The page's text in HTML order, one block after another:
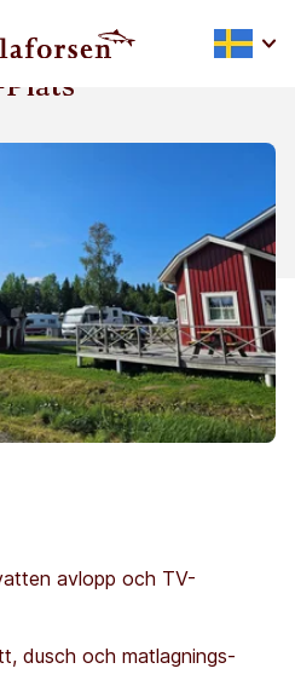
avlopp och TV-
dusch och matlagnings-